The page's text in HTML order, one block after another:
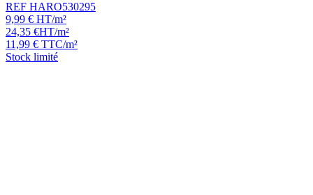
REF HARO530295
9,99 € HT/m²
24,35 €HT/m²
11,99 € TTC/m²
Stock limité